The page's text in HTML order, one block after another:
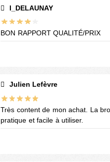
I_DELAUNAY
BON RAPPORT QUALITÉ/PRIX
Julien Lefèvre
Très content de mon achat. La
pratique et facile à utiliser.